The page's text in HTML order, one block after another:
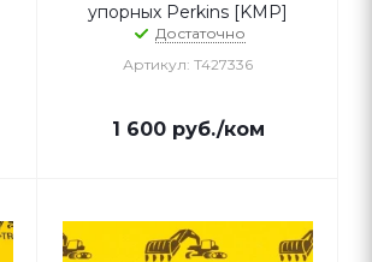
упорных Perkins [KMP]
Достаточно
Артикул: T427336
1 600руб./ком